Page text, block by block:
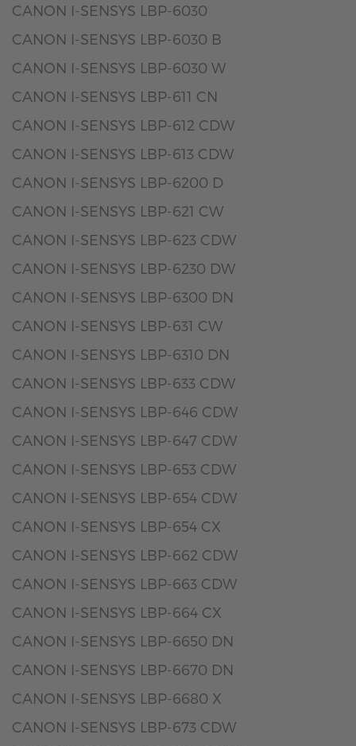
CANON I-SENSYS LBP-6030
CANON I-SENSYS LBP-6030 B
CANON I-SENSYS LBP-6030 W
CANON I-SENSYS LBP-611 CN
CANON I-SENSYS LBP-612 CDW
CANON I-SENSYS LBP-613 CDW
CANON I-SENSYS LBP-6200 D
CANON I-SENSYS LBP-621 CW
CANON I-SENSYS LBP-623 CDW
CANON I-SENSYS LBP-6230 DW
CANON I-SENSYS LBP-6300 DN
CANON I-SENSYS LBP-631 CW
CANON I-SENSYS LBP-6310 DN
CANON I-SENSYS LBP-633 CDW
CANON I-SENSYS LBP-646 CDW
CANON I-SENSYS LBP-647 CDW
CANON I-SENSYS LBP-653 CDW
CANON I-SENSYS LBP-654 CDW
CANON I-SENSYS LBP-654 CX
CANON I-SENSYS LBP-662 CDW
CANON I-SENSYS LBP-663 CDW
CANON I-SENSYS LBP-664 CX
CANON I-SENSYS LBP-6650 DN
CANON I-SENSYS LBP-6670 DN
CANON I-SENSYS LBP-6680 X
CANON I-SENSYS LBP-673 CDW